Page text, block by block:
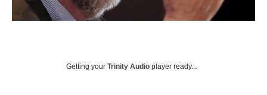
Getting your Trinity Audio player ready...